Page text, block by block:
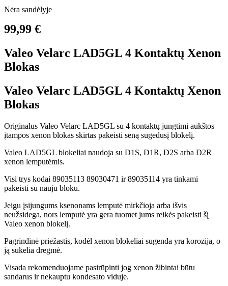
Nėra sandėlyje
99,99 €
Valeo Velarc LAD5GL 4 Kontaktų Xenon
Blokas
Valeo Velarc LAD5GL 4 Kontaktų Xenon
Blokas
Originalus Valeo Velarc LAD5GL su 4 kontaktų jungtimi aukštos
įtampos xenon blokas skirtas pakeisti seną sugedusį blokelį.
Valeo LAD5GL blokeliai naudoja su D1S, D1R, D2S arba D2R
xenon lemputėmis.
Visi trys kodai 89035113 89030471 ir 89035114 yra tinkami
pakeisti su nauju bloku.
Jeigu įsijungums ksenonams lemputė mirkčioja arba išvis
neužsidega, nors lemputė yra gera tuomet jums reikės pakeisti šį
Valeo xenon blokelį.
Pagrindinė priežastis, kodėl xenon blokeliai sugenda yra korozija, o
ją sukelia dregmė.
Visada rekomenduojame pasirūpinti jog xenon žibintai būtu
sandarus ir nekauptu kondesato viduje.